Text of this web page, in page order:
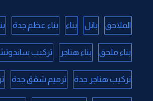
الملاحق بانل بناء بناء عظم جدة
بناء ملحق بناء هناجر تركيب
تركيب هناجر جدة ترميم شقق جدة